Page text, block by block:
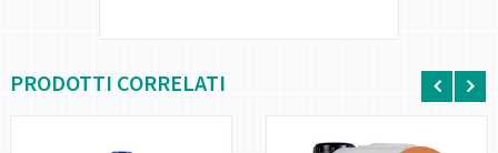
PRODOTTI CORRELATI